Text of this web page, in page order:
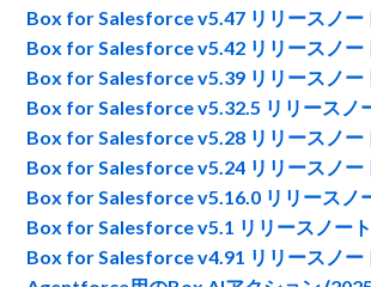
Box for Salesforce v5.47 リリースノー
Box for Salesforce v5.42 リリースノー
Box for Salesforce v5.39 リリースノー
Box for Salesforce v5.32.5 リリースノ
Box for Salesforce v5.28 リリースノー
Box for Salesforce v5.24 リリースノー
Box for Salesforce v5.16.0 リリースノ
Box for Salesforce v5.1 リリースノート
Box for Salesforce v4.91 リリースノー